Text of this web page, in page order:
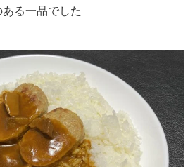
る一品でした